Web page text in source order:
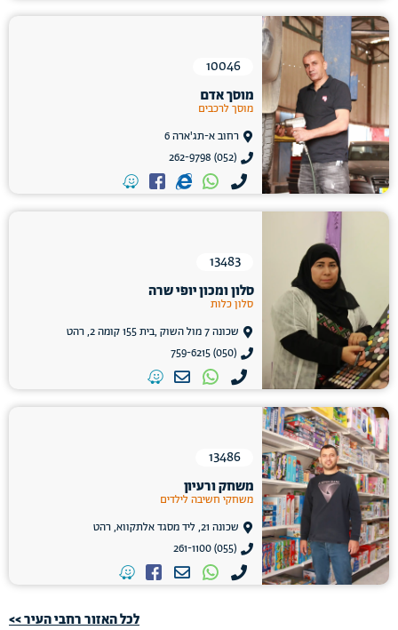
10046
מוסך אדם
מוסך לרכבים
רחוב א-תג'ארה 6
(052) 262-9798
13483
סלון ומכון יופי שרה
סלון כלות
שכונה 7 מול השוק ,בית 155 קומה 2, רהט
(050) 759-6215
13486
משחק ורעיון
משחקי חשיבה לילדים
שכונה 21, ליד מסגד אלתקווא, רהט
(055) 261-1100
לכל האזור רחבי העיר >>